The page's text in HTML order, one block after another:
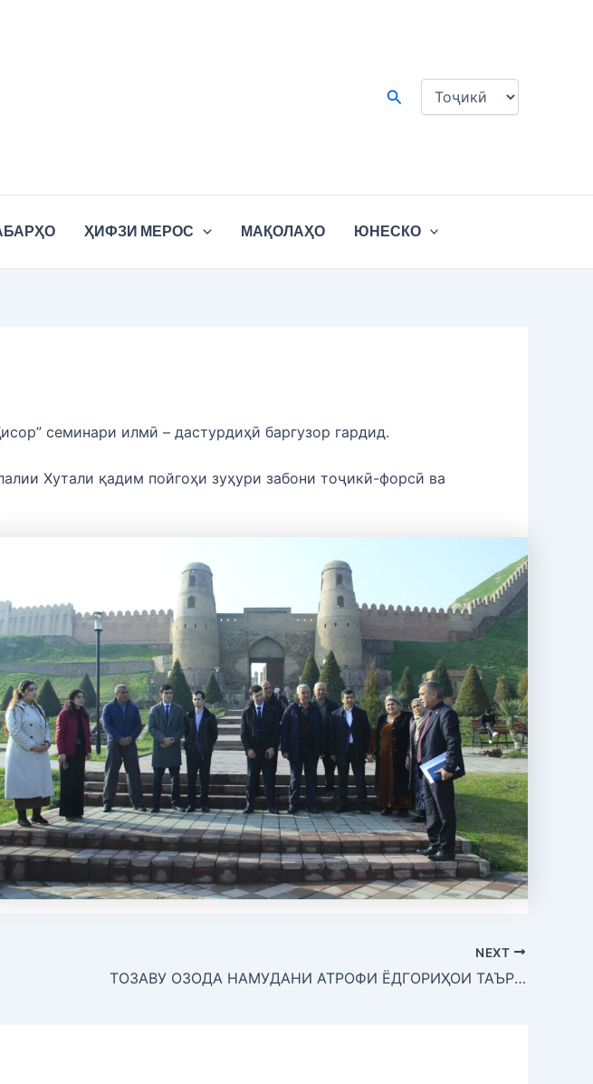
Search
ҲИФЗИ МЕРОС МАҚОЛАҲО ЮНЕСКО
семинари илмӣ – дастурдиҳӣ баргузор гардид.
Хутали қадим пойгоҳи зуҳури забони тоҷикӣ-форсӣ ва
NEXT
ТОЗАВУ ОЗОДА НАМУДАНИ АТРОФИ ЁДГОРИҲОИ ТАЪРИХӢ